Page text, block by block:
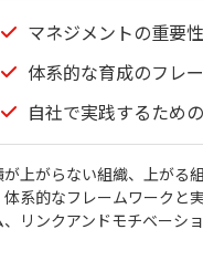
マネジメントの重要
体系的な育成のフレ
自社で実践するため
が上がらない組織、上がる
体系的なフレームワークと
、リンクアンドモチベーシ